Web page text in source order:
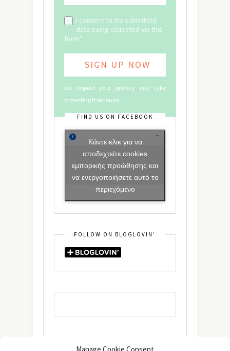
I consent to my submitted
data being collected via this
form*
we respect your privacy and take
protecting it seriously
FIND US ON FACEBOOK
Κάντε κλικ για να
αποδεχτείτε cookies
εμπορικής προώθησης και
να ενεργοποιήσετε αυτό το
περιεχόμενο
FOLLOW ON BLOGLOVIN’